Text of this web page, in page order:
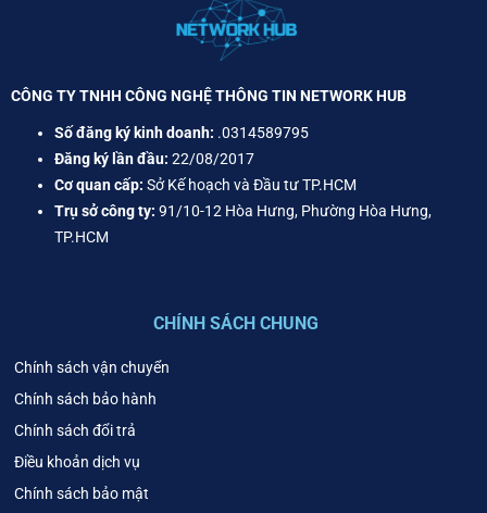
CÔNG TY TNHH CÔNG NGHỆ THÔNG TIN NETWORK HUB
Số đăng ký kinh doanh: .0314589795
Đăng ký lần đầu: 22/08/2017
Cơ quan cấp: Sở Kế hoạch và Đầu tư TP.HCM
Trụ sở công ty: 91/10-12 Hòa Hưng, Phường Hòa Hưng,
TP.HCM
CHÍNH SÁCH CHUNG
Chính sách vận chuyển
Chính sách bảo hành
Chính sách đổi trả
Điều khoản dịch vụ
Chính sách bảo mật